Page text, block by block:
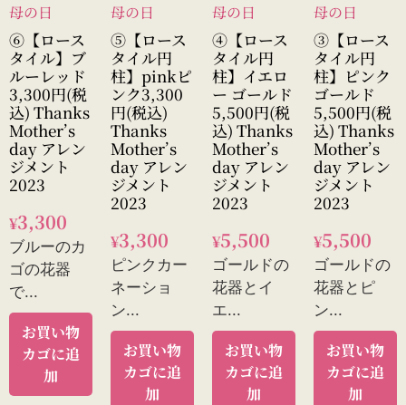
母の日
⑥【ロース
タイル】ブ
ルーレッド
3,300円(税
込) Thanks
Mother’s
day アレン
ジメント
2023
¥3,300
ブルーのカ
ゴの花器
で...
お買い物
カゴに追
加
母の日
⑤【ロース
タイル円
柱】pinkピ
ンク3,300
円(税込)
Thanks
Mother’s
day アレン
ジメント
2023
¥3,300
ピンクカー
ネーショ
ン...
お買い物
カゴに追
加
母の日
④【ロース
タイル円
柱】イエロ
ー ゴールド
5,500円(税
込) Thanks
Mother’s
day アレン
ジメント
2023
¥5,500
ゴールドの
花器とイ
エ...
お買い物
カゴに追
加
母の日
③【ロース
タイル円
柱】ピンク
ゴールド
5,500円(税
込) Thanks
Mother’s
day アレン
ジメント
2023
¥5,500
ゴールドの
花器とピ
ン...
お買い物
カゴに追
加